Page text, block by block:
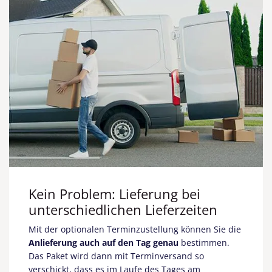
Kein Problem: Lieferung bei
unterschiedlichen Lieferzeiten
Mit der optionalen Terminzustellung können Sie die
Anlieferung auch auf den Tag genau bestimmen.
Das Paket wird dann mit Terminversand so
verschickt, dass es im Laufe des Tages am